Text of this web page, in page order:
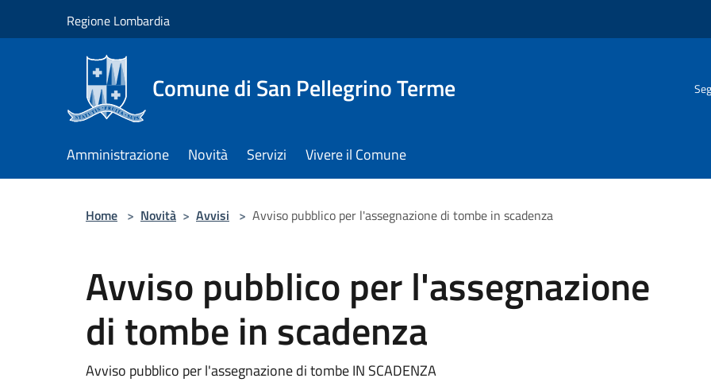
Regione Lombardia
Comune di San Pellegrino Terme
Amministrazione Novità Servizi Vivere il Comune
Home > Novità > Avvisi > Avviso pubblico per l'assegnazione di tombe in scadenza
Avviso pubblico per l'assegnazione
di tombe in scadenza
Avviso pubblico per l'assegnazione di tombe IN SCADENZA